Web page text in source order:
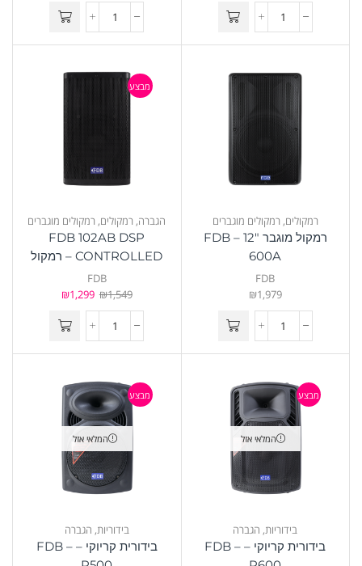
רמקולים, רמקולים מוגברים
רמקול מוגבר 12″ – FDB
600A
FDB
₪1,979
מבצע
הגברה, רמקולים, רמקולים מוגברים
FDB 102AB DSP
CONTROLLED – רמקול
מוגבר 10″
FDB
₪1,549
₪1,299
מבצע
המלאי אזל
בידוריות, הגברה
בידורית קריוקי – FDB –
מבצע
המלאי אזל
בידוריות, הגברה
בידורית קריוקי – FDB –